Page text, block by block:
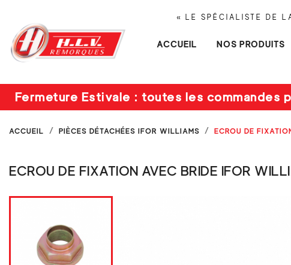
« LE SPÉCIALISTE DE
ACCUEIL NOS PRODUITS
Fermeture Estivale : toutes les commandes
ACCUEIL PIÈCES DÉTACHÉES IFOR WILLIAMS ECROU DE
ECROU DE FIXATION AVEC BRIDE IFOR